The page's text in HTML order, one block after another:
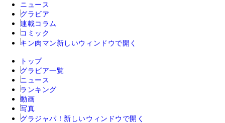
ニュース
グラビア
連載コラム
コミック
キン肉マン 新しいウィンドウで開く
トップ
グラビア一覧
ニュース
ランキング
動画
写真
グラジャパ！ 新しいウィンドウで開く